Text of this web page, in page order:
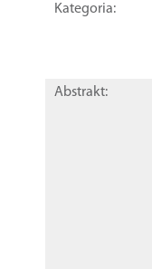
Kategoria:
Abstrakt: